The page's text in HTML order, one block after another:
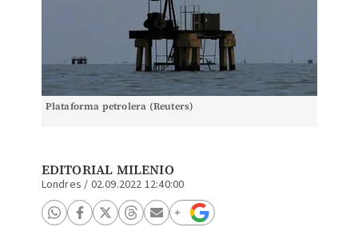
Plataforma petrolera (Reuters)
EDITORIAL MILENIO
Londres / 02.09.2022 12:40:00